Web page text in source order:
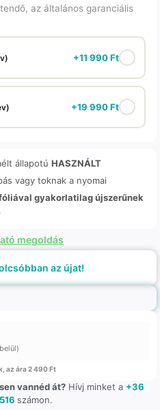
az általános garanciális
+11 990Ft
+19 990Ft
állapotú HASZNÁLT
vagy toknak a nyomai
gyakorlatilag újszerűnek
megoldás
az újat!
az ára 2 490 Ft
vannéd át?Hívj minket a +36
számon.